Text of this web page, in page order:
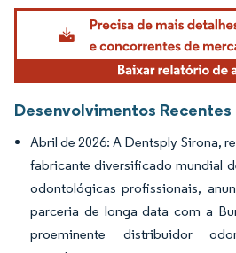
Imagem © Mordor Intelligence. O reuso
Desenvolvimentos
Abril de 2026: A Dentsply Sirona,
fabricante diversificado mundial
odontológicas profissionais,
parceria de longa data com a
proeminente distribuidor